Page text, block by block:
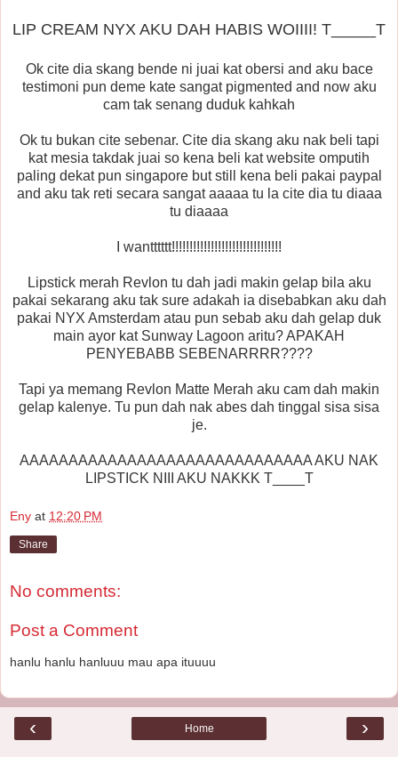
LIP CREAM NYX AKU DAH HABIS WOIIII! T_____T
Ok cite dia skang bende ni juai kat obersi and aku bace
testimoni pun deme kate sangat pigmented and now aku
cam tak senang duduk kahkah
Ok tu bukan cite sebenar. Cite dia skang aku nak beli tapi
kat mesia takdak juai so kena beli kat website omputih
paling dekat pun singapore but still kena beli pakai paypal
and aku tak reti secara sangat aaaaa tu la cite dia tu diaaa
tu diaaaa
I wantttttt!!!!!!!!!!!!!!!!!!!!!!!!!!!!!!!
Lipstick merah Revlon tu dah jadi makin gelap bila aku
pakai sekarang aku tak sure adakah ia disebabkan aku dah
pakai NYX Amsterdam atau pun sebab aku dah gelap duk
main ayor kat Sunway Lagoon aritu? APAKAH
PENYEBABB SEBENARRRR????
Tapi ya memang Revlon Matte Merah aku cam dah makin
gelap kalenye. Tu pun dah nak abes dah tinggal sisa sisa
je.
AAAAAAAAAAAAAAAAAAAAAAAAAAAAAA AKU NAK
LIPSTICK NIII AKU NAKKK T____T
Eny at 12:20 PM
Share
No comments:
Post a Comment
hanlu hanlu hanluuu mau apa ituuuu
‹ ›
Home